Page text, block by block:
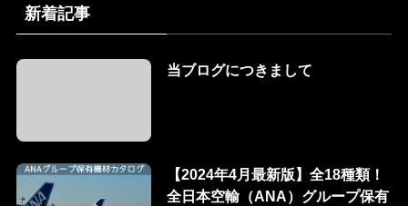
新着記事
当ブログにつきまして
【2024年4月最新版】全18種類！
全日本空輸（ANA）グループ保有